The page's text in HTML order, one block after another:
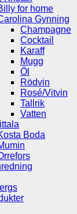
for home
Gynning
Champagne
Cocktail
Karaff
Mugg
Öl
Rödvin
Rosé/Vitvin
Tallrik
Vatten
Iittala
Boda